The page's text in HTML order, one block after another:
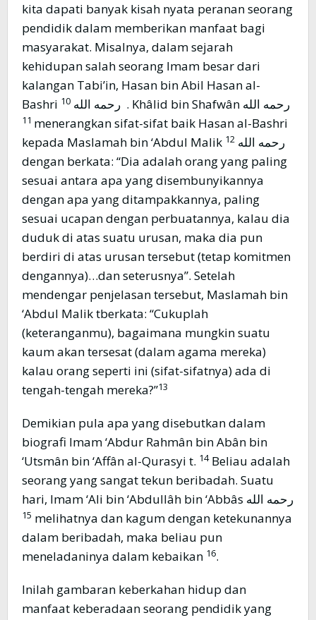
kita dapati banyak kisah nyata peranan seorang
pendidik dalam memberikan manfaat bagi
masyarakat. Misalnya, dalam sejarah
kehidupan salah seorang Imam besar dari
kalangan Tabi’in, Hasan bin Abil Hasan al-
Bashri رحمه الله 10 . Khâlid bin Shafwân رحمه الله
menerangkan sifat-sifat baik Hasan al-Bashri
kepada Maslamah bin ‘Abdul Malik رحمه الله 12
dengan berkata: “Dia adalah orang yang paling
sesuai antara apa yang disembunyikannya
dengan apa yang ditampakkannya, paling
sesuai ucapan dengan perbuatannya, kalau dia
duduk di atas suatu urusan, maka dia pun
berdiri di atas urusan tersebut (tetap komitmen
dengannya)…dan seterusnya”. Setelah
mendengar penjelasan tersebut, Maslamah bin
‘Abdul Malik tberkata: “Cukuplah
(keteranganmu), bagaimana mungkin suatu
kaum akan tersesat (dalam agama mereka)
kalau orang seperti ini (sifat-sifatnya) ada di
tengah-tengah mereka?”13
Demikian pula apa yang disebutkan dalam
biografi Imam ‘Abdur Rahmân bin Abân bin
‘Utsmân bin ‘Affân al-Qurasyi t. 14Beliau adalah
seorang yang sangat tekun beribadah. Suatu
hari, Imam ‘Ali bin ‘Abdullâh bin ‘Abbâs رحمه الله
15 melihatnya dan kagum dengan ketekunannya
dalam beribadah, maka beliau pun
meneladaninya dalam kebaikan 16.
Inilah gambaran keberkahan hidup dan
manfaat keberadaan seorang pendidik yang